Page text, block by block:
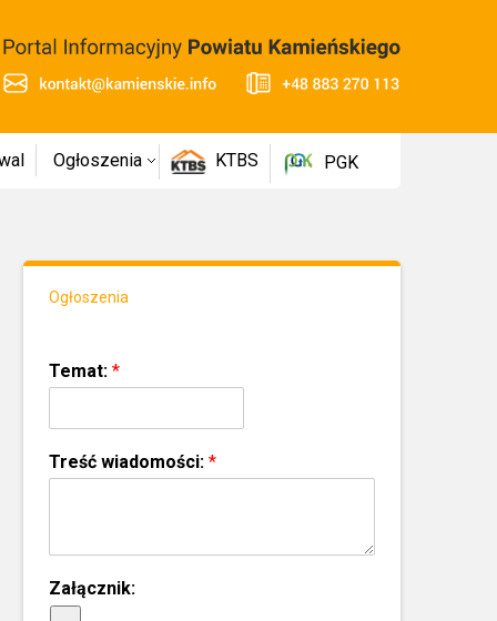
Ogłoszenia KTBS PGK
Ogłoszenia
Temat: *
Treść wiadomości: *
Załącznik: